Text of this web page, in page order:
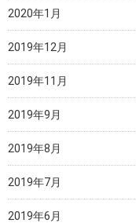
2020年1月
2019年12月
2019年11月
2019年9月
2019年8月
2019年7月
2019年6月